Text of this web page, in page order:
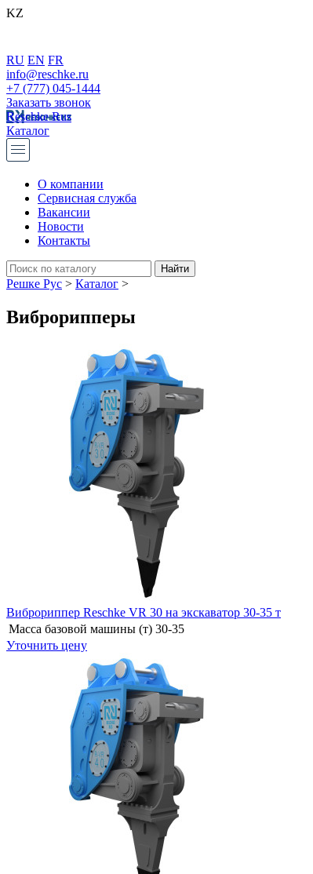
KZ
RU EN FR
info@reschke.ru
+7 (777) 045-1444
Заказать звонок
Reschke Rus
Каталог
О компании
Сервисная служба
Вакансии
Новости
Контакты
Решке Рус > Каталог >
Виброрипперы
Виброриппер Reschke VR 30 на экскаватор 30-35 т
Масса базовой машины (т) 30-35
Уточнить цену